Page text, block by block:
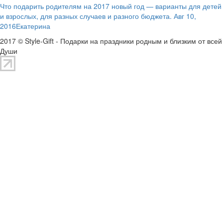
Что подарить родителям на 2017 новый год — варианты для детей
и взрослых, для разных случаев и разного бюджета. Авг 10,
2016Екатерина
2017 © Style-Gift - Подарки на праздники родным и близким от всей
Души